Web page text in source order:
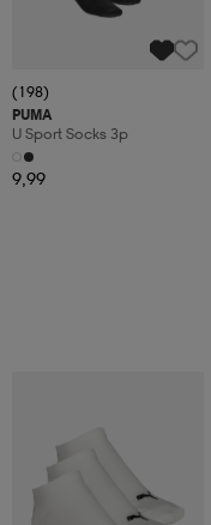
(198)
PUMA
U Sport Socks 3p
9,99